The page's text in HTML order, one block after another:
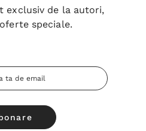
exclusiv de la autori,
speciale.